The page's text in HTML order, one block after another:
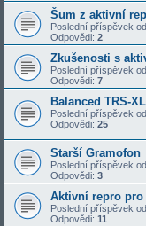
Šum z aktivní
Poslední příspěvek od
Odpovědi: 2
Zkušenosti s
Poslední příspěvek od
Odpovědi: 7
Balanced TRS-
Poslední příspěvek od
Odpovědi: 25
Starší Gramofon
Poslední příspěvek od
Odpovědi: 3
Aktivní repro
Poslední příspěvek od
Odpovědi: 11